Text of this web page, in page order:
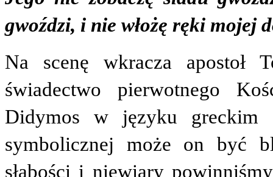
gwoździ, i nie włożę ręki mojej
Na scenę wkracza apostoł
świadectwo pierwotnego
Didymos w języku greckim
symbolicznej może on być
słabości i niewiary